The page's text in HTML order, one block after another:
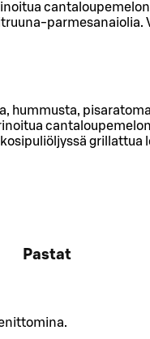
parmesanaiolia.
hummusta,
grillattua
Pastat